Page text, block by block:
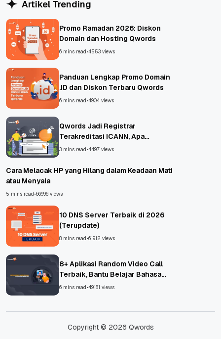
Artikel Trending
Promo Ramadan 2026: Diskon
Domain dan Hosting Qwords
6 mins read•4553 views
Panduan Lengkap Promo Domain
.ID dan Diskon Terbaru Qwords
6 mins read•4904 views
Qwords Jadi Registrar
Terakreditasi ICANN, Apa
Untungnya?
3 mins read•4497 views
Cara Melacak HP yang Hilang dalam Keadaan Mati
atau Menyala
5 mins read•66996 views
10 DNS Server Terbaik di 2026
(Terupdate)
8 mins read•61912 views
8+ Aplikasi Random Video Call
Terbaik, Bantu Belajar Bahasa
Asing!
6 mins read•49181 views
Copyright © 2026 Qwords